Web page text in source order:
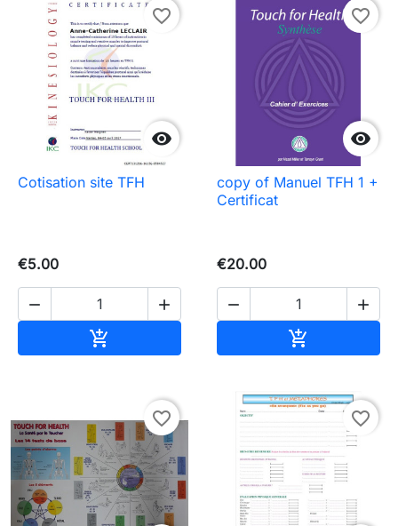

favorite_border
Cotisation site TFH
€5.00
 


favorite_border
copy of Manuel TFH 1 +
Certificat
€20.00
 

favorite_border favorite_border